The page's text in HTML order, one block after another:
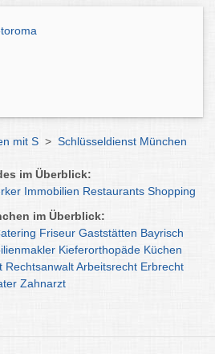
mit S > Schlüsseldienst München
im Überblick:
Immobilien Restaurants Shopping
im Überblick:
Friseur Gaststätten Bayrisch
Kieferorthopäde Küchen
RechtsanwaltArbeitsrecht Erbrecht
Zahnarzt